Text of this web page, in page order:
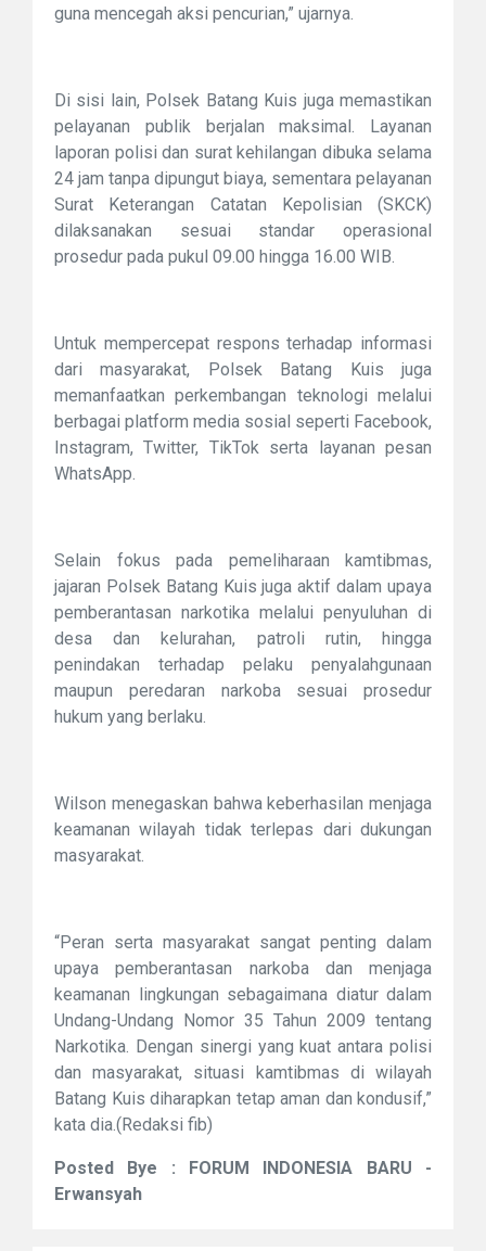
guna mencegah aksi pencurian,” ujarnya.
Di sisi lain, Polsek Batang Kuis juga memastikan
pelayanan publik berjalan maksimal. Layanan
laporan polisi dan surat kehilangan dibuka selama
24 jam tanpa dipungut biaya, sementara pelayanan
Surat Keterangan Catatan Kepolisian (SKCK)
dilaksanakan sesuai standar operasional
prosedur pada pukul 09.00 hingga 16.00 WIB.
Untuk mempercepat respons terhadap informasi
dari masyarakat, Polsek Batang Kuis juga
memanfaatkan perkembangan teknologi melalui
berbagai platform media sosial seperti Facebook,
Instagram, Twitter, TikTok serta layanan pesan
WhatsApp.
Selain fokus pada pemeliharaan kamtibmas,
jajaran Polsek Batang Kuis juga aktif dalam upaya
pemberantasan narkotika melalui penyuluhan di
desa dan kelurahan, patroli rutin, hingga
penindakan terhadap pelaku penyalahgunaan
maupun peredaran narkoba sesuai prosedur
hukum yang berlaku.
Wilson menegaskan bahwa keberhasilan menjaga
keamanan wilayah tidak terlepas dari dukungan
masyarakat.
“Peran serta masyarakat sangat penting dalam
upaya pemberantasan narkoba dan menjaga
keamanan lingkungan sebagaimana diatur dalam
Undang-Undang Nomor 35 Tahun 2009 tentang
Narkotika. Dengan sinergi yang kuat antara polisi
dan masyarakat, situasi kamtibmas di wilayah
Batang Kuis diharapkan tetap aman dan kondusif,”
kata dia.(Redaksi fib)
Posted Bye : FORUM INDONESIA BARU -
Erwansyah